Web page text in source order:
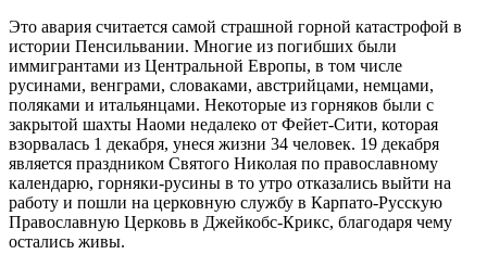
Это авария считается самой страшной горной катастрофой в
истории Пенсильвании. Многие из погибших были
иммигрантами из Центральной Европы, в том числе
русинами, венграми, словаками, австрийцами, немцами,
поляками и итальянцами. Некоторые из горняков были с
закрытой шахты Наоми недалеко от Фейет-Сити, которая
взорвалась 1 декабря, унеся жизни 34 человек. 19 декабря
является праздником Святого Николая по православному
календарю, горняки-русины в то утро отказались выйти на
работу и пошли на церковную службу в Карпато-Русскую
Православную Церковь в Джейкобс-Крикс, благодаря чему
остались живы.